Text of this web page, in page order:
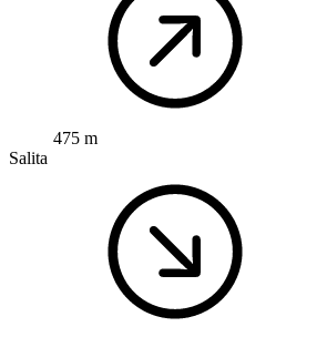
475 m
Salita